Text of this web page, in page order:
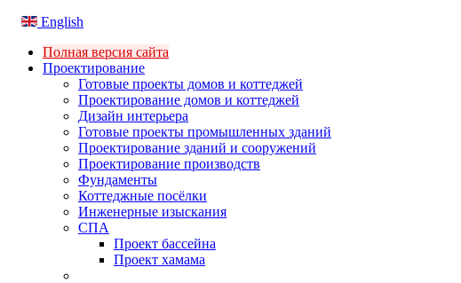
English
Полная версия сайта
Проектирование
Готовые проекты домов и коттеджей
Проектирование домов и коттеджей
Дизайн интерьера
Готовые проекты промышленных зданий
Проектирование зданий и сооружений
Проектирование производств
Фундаменты
Коттеджные посёлки
Инженерные изыскания
СПА
Проект бассейна
Проект хамама